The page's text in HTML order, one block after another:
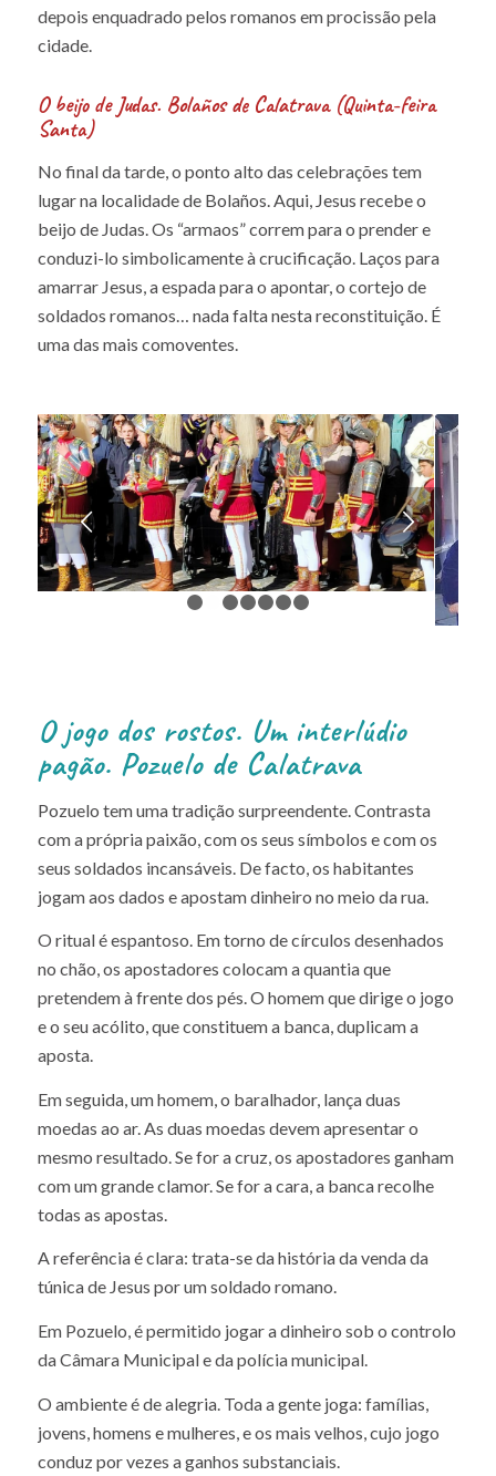
depois enquadrado pelos romanos em procissão pela
cidade.
O beijo de Judas. Bolaños de Calatrava (Quinta-feira
Santa)
No final da tarde, o ponto alto das celebrações tem
lugar na localidade de Bolaños. Aqui, Jesus recebe o
beijo de Judas. Os “armaos” correm para o prender e
conduzi-lo simbolicamente à crucificação. Laços para
amarrar Jesus, a espada para o apontar, o cortejo de
soldados romanos… nada falta nesta reconstituição. É
uma das mais comoventes.
Next
1 2 4 6
O jogo dos rostos. Um interlúdio
pagão. Pozuelo de Calatrava
Pozuelo tem uma tradição surpreendente. Contrasta
com a própria paixão, com os seus símbolos e com os
seus soldados incansáveis. De facto, os habitantes
jogam aos dados e apostam dinheiro no meio da rua.
O ritual é espantoso. Em torno de círculos desenhados
no chão, os apostadores colocam a quantia que
pretendem à frente dos pés. O homem que dirige o jogo
e o seu acólito, que constituem a banca, duplicam a
aposta.
Em seguida, um homem, o baralhador, lança duas
moedas ao ar. As duas moedas devem apresentar o
mesmo resultado. Se for a cruz, os apostadores ganham
com um grande clamor. Se for a cara, a banca recolhe
A referência é clara: trata-se da história da venda da
Em Pozuelo, é permitido jogar a dinheiro sob o controlo
da Câmara Municipal e da polícia municipal.